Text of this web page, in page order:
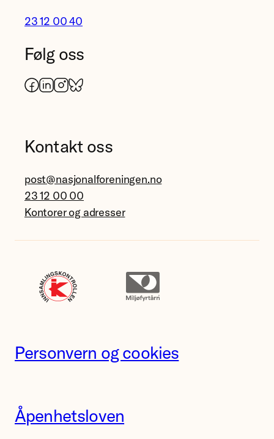
23 12 00 40
Følg oss
Facebook
LinkedIn
Instagram
Bluesky
Kontakt oss
post@nasjonalforeningen.no
23 12 00 00
Kontorer og adresser
Personvern og cookies
Åpenhetsloven